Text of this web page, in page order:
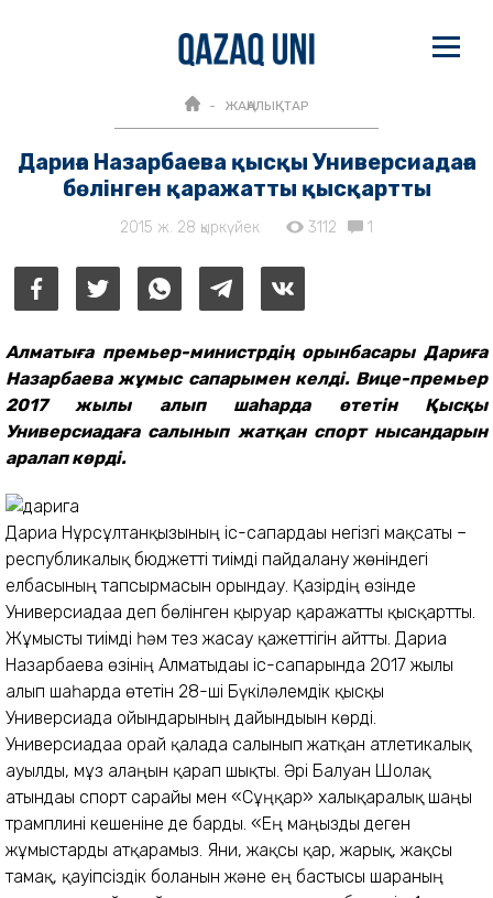
ЖАҢАЛЫҚТАР
Дариға Назарбаева қысқы Универсиадаға
бөлінген қаражатты қысқартты
2015 ж. 28 қыркүйек 3112 1
Алматыға премьер-министрдің орынбасары Дариға
Назарбаева жұмыс сапарымен келді. Вице-премьер
2017 жылы алып шаһарда өтетін Қысқы
Универсиадаға салынып жатқан спорт нысандарын
аралап көрді.
Дариға Нұрсұлтанқызының іс-сапардағы негізгі мақсаты –
республикалық бюджетті тиімді пайдалану жөніндегі
елбасының тапсырмасын орындау. Қазірдің өзінде
Универсиадаға деп бөлінген қыруар қаражатты қысқартты.
Жұмысты тиімді һәм тез жасау қажеттігін айтты. Дариға
Назарбаева өзінің Алматыдағы іс-сапарында 2017 жылы
алып шаһарда өтетін 28-ші Бүкіләлемдік қысқы
Универсиада ойындарының дайындығын көрді.
Универсиадаға орай қалада салынып жатқан атлетикалық
ауылды, мұз алаңын қарап шықты. Әрі Балуан Шолақ
атындағы спорт сарайы мен «Сұңқар» халықаралық шаңғы
трамплині кешеніне де барды. «Ең маңызды деген
жұмыстарды атқарамыз. Яғни, жақсы қар, жарық, жақсы
тамақ, қауіпсіздік болғанын және ең бастысы шараның